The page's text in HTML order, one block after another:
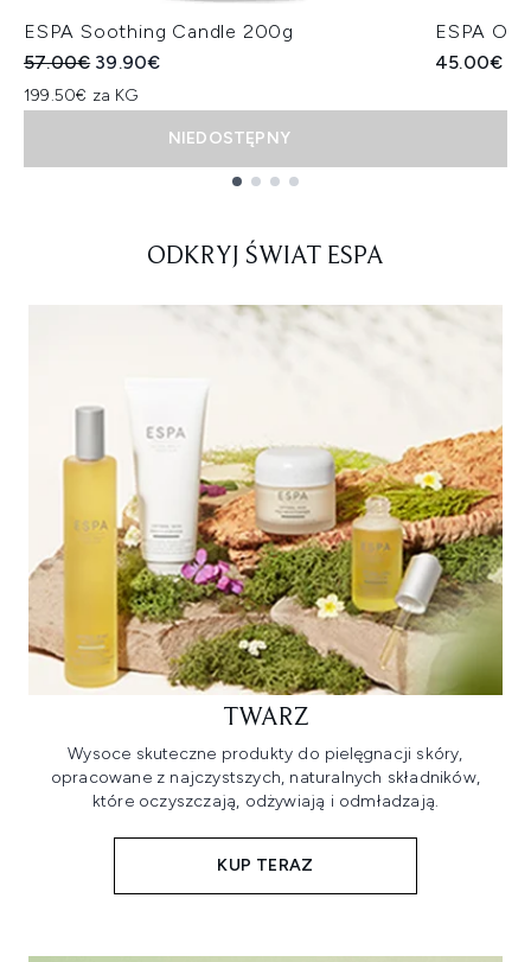
ESPA Soothing Candle 200g
Sugerowana cena detaliczna:
57.00€ Aktualna cena:
39.90€
199.50€ za KG
NIEDOSTĘPNY
ESPA
45.00€
ODKRYJ ŚWIAT ESPA
TWARZ
Wysoce skuteczne produkty do pielęgnacji skóry,
opracowane z najczystszych, naturalnych składników,
które oczyszczają, odżywiają i odmładzają.
KUP TERAZ